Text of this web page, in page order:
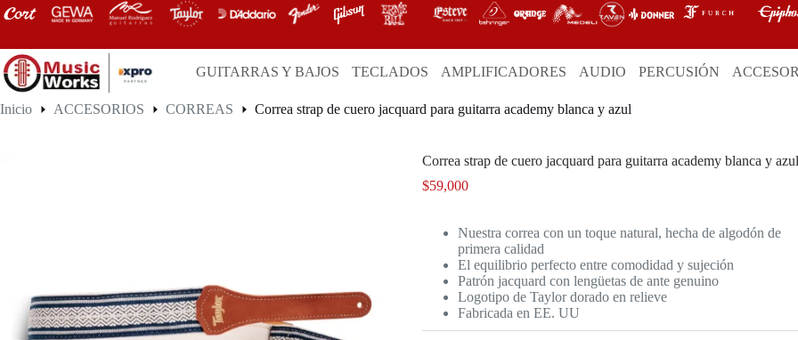
Saltar
al
GUITARRAS Y BAJOS TECLADOS AMPLIFICADORES AUDIO PERCUSIÓN
Inicio ACCESORIOS CORREAS Correa strap de cuero jacquard para guitarra academy blanca y azul
Correa strap de cuero jacquard para guitarra academy blanca y
$59,000
Nuestra correa con un toque natural, hecha de algodón de
primera calidad
El equilibrio perfecto entre comodidad y sujeción
Patrón jacquard con lengüetas de ante genuino
Logotipo de Taylor dorado en relieve
Fabricada en EE. UU